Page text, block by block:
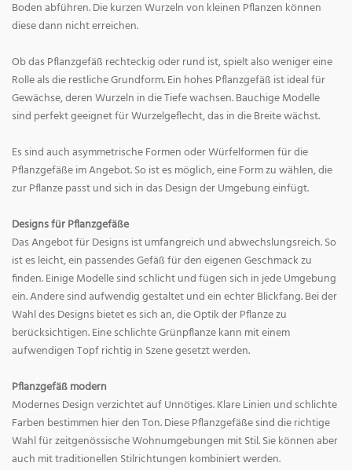
Boden abführen. Die kurzen Wurzeln von kleinen Pflanzen können
diese dann nicht erreichen.
Ob das Pflanzgefäß rechteckig oder rund ist, spielt also weniger eine
Rolle als die restliche Grundform. Ein hohes Pflanzgefäß ist ideal für
Gewächse, deren Wurzeln in die Tiefe wachsen. Bauchige Modelle
sind perfekt geeignet für Wurzelgeflecht, das in die Breite wächst.
Es sind auch asymmetrische Formen oder Würfelformen für die
Pflanzgefäße im Angebot. So ist es möglich, eine Form zu wählen, die
zur Pflanze passt und sich in das Design der Umgebung einfügt.
Designs für Pflanzgefäße
Das Angebot für Designs ist umfangreich und abwechslungsreich. So
ist es leicht, ein passendes Gefäß für den eigenen Geschmack zu
finden. Einige Modelle sind schlicht und fügen sich in jede Umgebung
ein. Andere sind aufwendig gestaltet und ein echter Blickfang. Bei der
Wahl des Designs bietet es sich an, die Optik der Pflanze zu
berücksichtigen. Eine schlichte Grünpflanze kann mit einem
aufwendigen Topf richtig in Szene gesetzt werden.
Pflanzgefäß modern
Modernes Design verzichtet auf Unnötiges. Klare Linien und schlichte
Farben bestimmen hier den Ton. Diese Pflanzgefäße sind die richtige
Wahl für zeitgenössische Wohnumgebungen mit Stil. Sie können aber
auch mit traditionellen Stilrichtungen kombiniert werden.